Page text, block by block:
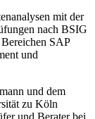
mit der
nach BSIG
SAP
und
und dem
zu Köln